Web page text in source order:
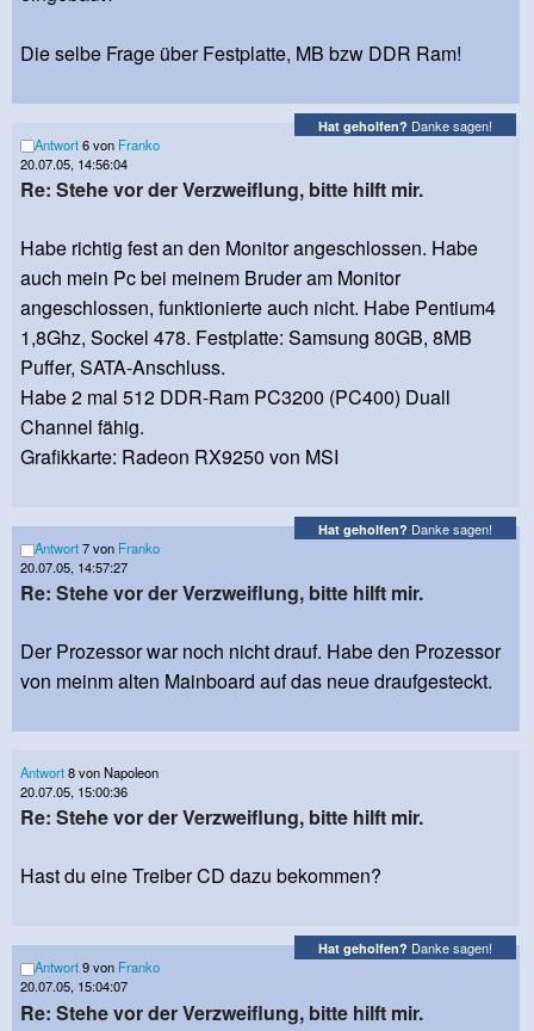
Die selbe Frage über Festplatte, MB bzw DDR Ram!
Hat geholfen? Danke sagen!
Antwort6 von Franko
20.07.05, 14:56:04
Re: Stehe vor der Verzweiflung, bitte hilft mir.
Habe richtig fest an den Monitor angeschlossen. Habe
auch mein Pc bei meinem Bruder am Monitor
angeschlossen, funktionierte auch nicht. Habe Pentium4
1,8Ghz, Sockel 478. Festplatte: Samsung 80GB, 8MB
Puffer, SATA-Anschluss.
Habe 2 mal 512 DDR-Ram PC3200 (PC400) Duall
Channel fähig.
Grafikkarte: Radeon RX9250 von MSI
Hat geholfen? Danke sagen!
Antwort7 von Franko
20.07.05, 14:57:27
Re: Stehe vor der Verzweiflung, bitte hilft mir.
Der Prozessor war noch nicht drauf. Habe den Prozessor
von meinm alten Mainboard auf das neue draufgesteckt.
Antwort8 von Napoleon
20.07.05, 15:00:36
Re: Stehe vor der Verzweiflung, bitte hilft mir.
Hast du eine Treiber CD dazu bekommen?
Hat geholfen? Danke sagen!
Antwort9 von Franko
20.07.05, 15:04:07
Re: Stehe vor der Verzweiflung, bitte hilft mir.